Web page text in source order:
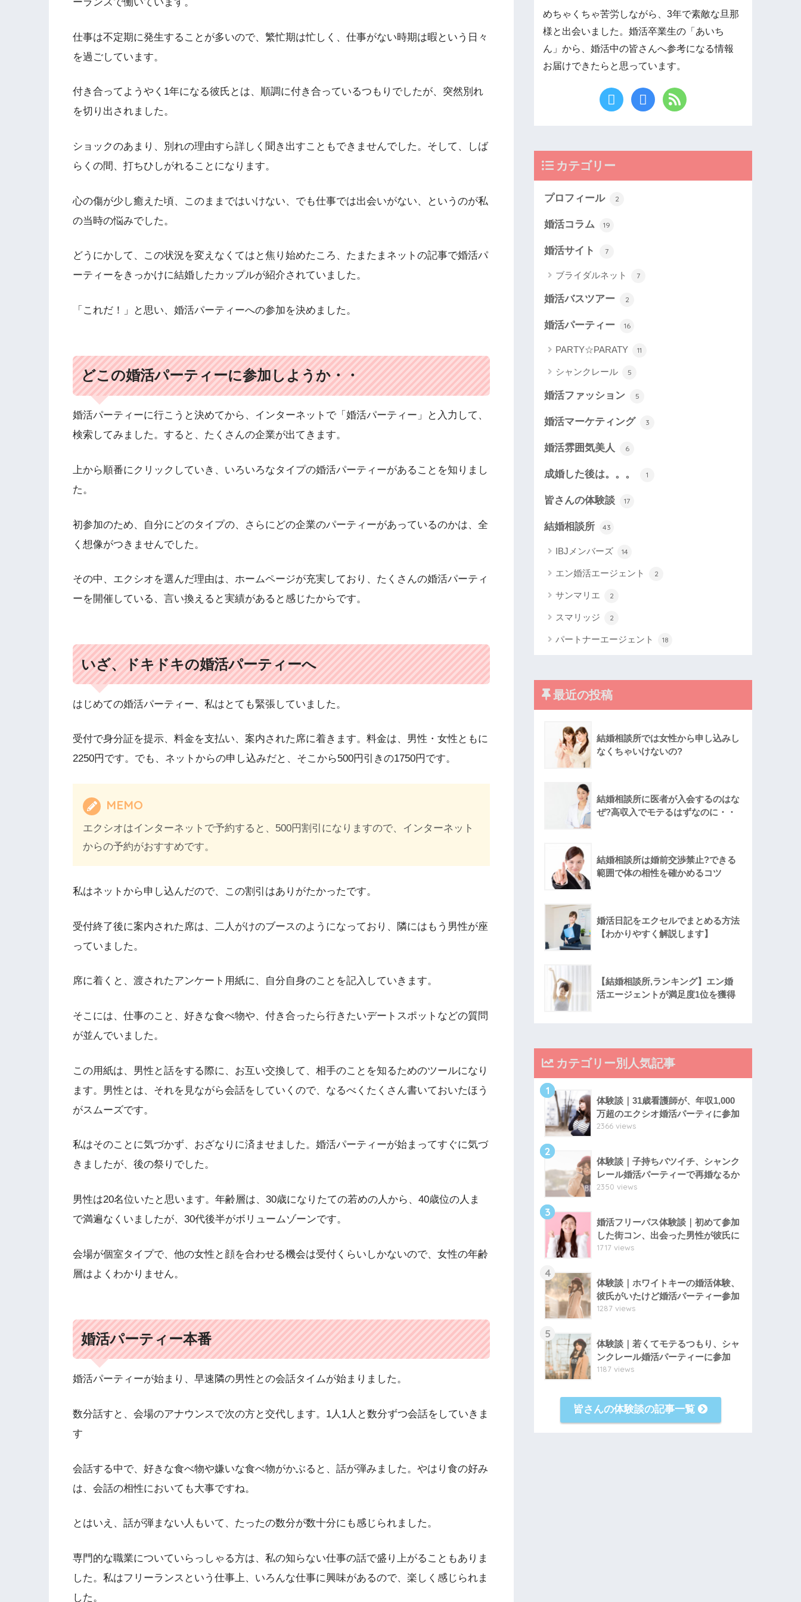
仕事は不定期に発生することが多いので、繁忙期は忙しく、仕事がない時期は暇という日々
を過ごしています。
付き合ってようやく1年になる彼氏とは、順調に付き合っているつもりでしたが、突然別れ
を切り出されました。
ショックのあまり、別れの理由すら詳しく聞き出すこともできませんでした。そして、しば
らくの間、打ちひしがれることになります。
心の傷が少し癒えた頃、このままではいけない、でも仕事では出会いがない、というのが私
の当時の悩みでした。
どうにかして、この状況を変えなくてはと焦り始めたころ、たまたまネットの記事で婚活パ
ーティーをきっかけに結婚したカップルが紹介されていました。
「これだ！」と思い、婚活パーティーへの参加を決めました。
どこの婚活パーティーに参加しようか・・
婚活パーティーに行こうと決めてから、インターネットで「婚活パーティー」と入力して、
検索してみました。すると、たくさんの企業が出てきます。
上から順番にクリックしていき、いろいろなタイプの婚活パーティーがあることを知りまし
た。
初参加のため、自分にどのタイプの、さらにどの企業のパーティーがあっているのかは、全
く想像がつきませんでした。
その中、エクシオを選んだ理由は、ホームページが充実しており、たくさんの婚活パーティ
ーを開催している、言い換えると実績があると感じたからです。
いざ、ドキドキの婚活パーティーへ
はじめての婚活パーティー、私はとても緊張していました。
受付で身分証を提示、料金を支払い、案内された席に着きます。料金は、男性・女性ともに
2250円です。でも、ネットからの申し込みだと、そこから500円引きの1750円です。
MEMO
エクシオはインターネットで予約すると、500円割引になりますので、インターネット
からの予約がおすすめです。
私はネットから申し込んだので、この割引はありがたかったです。
受付終了後に案内された席は、二人がけのブースのようになっており、隣にはもう男性が座
っていました。
席に着くと、渡されたアンケート用紙に、自分自身のことを記入していきます。
そこには、仕事のこと、好きな食べ物や、付き合ったら行きたいデートスポットなどの質問
が並んでいました。
この用紙は、男性と話をする際に、お互い交換して、相手のことを知るためのツールになり
ます。男性とは、それを見ながら会話をしていくので、なるべくたくさん書いておいたほう
がスムーズです。
私はそのことに気づかず、おざなりに済ませました。婚活パーティーが始まってすぐに気づ
きましたが、後の祭りでした。
男性は20名位いたと思います。年齢層は、30歳になりたての若めの人から、40歳位の人ま
で満遍なくいましたが、30代後半がボリュームゾーンです。
会場が個室タイプで、他の女性と顔を合わせる機会は受付くらいしかないので、女性の年齢
層はよくわかりません。
婚活パーティー本番
婚活パーティーが始まり、早速隣の男性との会話タイムが始まりました。
数分話すと、会場のアナウンスで次の方と交代します。1人1人と数分ずつ会話をしていきま
す
会話する中で、好きな食べ物や嫌いな食べ物がかぶると、話が弾みました。やはり食の好み
は、会話の相性においても大事ですね。
とはいえ、話が弾まない人もいて、たったの数分が数十分にも感じられました。
専門的な職業についていらっしゃる方は、私の知らない仕事の話で盛り上がることもありま
した。私はフリーランスという仕事上、いろんな仕事に興味があるので、楽しく感じられま
した。
めちゃくちゃ苦労しながら、3年で素敵な旦那
様と出会いました。婚活卒業生の「あいち
ん」から、婚活中の皆さんへ参考になる情報
お届けできたらと思っています。
カテゴリー
プロフィール 2
婚活コラム 19
婚活サイト 7
ブライダルネット 7
婚活バスツアー 2
婚活パーティー 16
PARTY☆PARATY 11
シャンクレール 5
婚活ファッション 5
婚活マーケティング 3
婚活雰囲気美人 6
成婚した後は。。。 1
皆さんの体験談 17
結婚相談所 43
IBJメンバーズ 14
エン婚活エージェント 2
サンマリエ 2
スマリッジ 2
パートナーエージェント 18
最近の投稿
結婚相談所では女性から申し込みし
なくちゃいけないの?
結婚相談所に医者が入会するのはな
ぜ?高収入でモテるはずなのに・・
結婚相談所は婚前交渉禁止?できる
範囲で体の相性を確かめるコツ
婚活日記をエクセルでまとめる方法
【わかりやすく解説します】
【結婚相談所,ランキング】エン婚
活エージェントが満足度1位を獲得
カテゴリー別人気記事
1
体験談｜31歳看護師が、年収1,000
万超のエクシオ婚活パーティに参加
2366 views
2
体験談｜子持ちバツイチ、シャンク
レール婚活パーティーで再婚なるか
2350 views
3
婚活フリーパス体験談｜初めて参加
した街コン、出会った男性が彼氏に
1717 views
4
体験談｜ホワイトキーの婚活体験、
彼氏がいたけど婚活パーティー参加
1287 views
5
体験談｜若くてモテるつもり、シャ
ンクレール婚活パーティーに参加
1187 views
皆さんの体験談の記事一覧